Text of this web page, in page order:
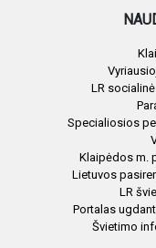
LR
Specialiosios
Klaipėdos m.
Lietuvos
LR
Portalas
Švietimo